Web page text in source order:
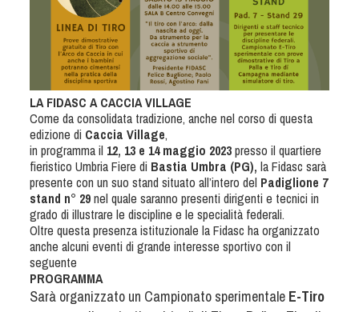
LA FIDASC A CACCIA VILLAGE
Come da consolidata tradizione, anche nel corso di questa
edizione di Caccia Village,
in programma il 12, 13 e 14 maggio 2023presso il quartiere
fieristico Umbria Fiere di Bastia Umbra (PG), la Fidasc sarà
presente con un suo stand situato all’intero del Padiglione 7
stand n° 29nel quale saranno presenti dirigenti e tecnici in
grado di illustrare le discipline e le specialità federali.
Oltre questa presenza istituzionale la Fidasc ha organizzato
anche alcuni eventi di grande interesse sportivo con il
seguente
PROGRAMMA
Sarà organizzato un Campionato sperimentale E-Tiro
Softair
Cinofilia Sportiva
Agility
DiscDog
Dog Balance
Dog Trail
Dog Triathlon
Hoopers
Mantrailing
Obedience